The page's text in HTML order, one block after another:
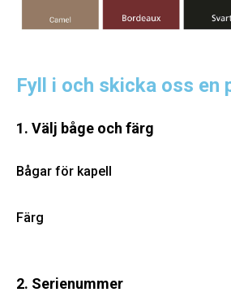
Fyll i och skicka oss en
1. Välj båge och färg
Bågar för kapell
Färg
2. Serienummer